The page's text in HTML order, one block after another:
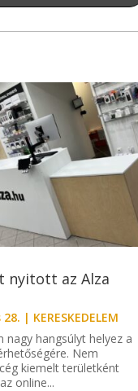
nyitott az Alza
| KERESKEDELEM
nagy hangsúlyt helyez a
Nem
kiemelt területként
online...